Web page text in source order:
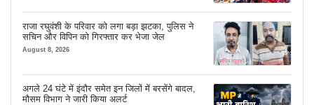
राजा रघुवंशी के परिवार को लगा बड़ा झटका, पुलिस ने
सचिन और विपिन को गिरफ्तार कर भेजा जेल
August 8, 2026
अगले 24 घंटे में इंदौर समेत इन जिलों में बरसेंगे बादल,
मौसम विभाग ने जारी किया अलर्ट